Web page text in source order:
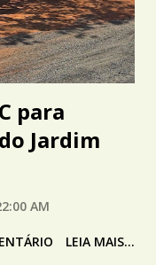
para
Jardim
AM
LEIA MAIS...